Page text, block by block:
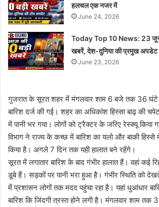
हलचल एक नजर में
June 24, 2026
Today Top 10 News: 23
खबरें, देश-दुनिया की प्रमुख अपडेट
June 23, 2026
गुजरात के सूरत शहर में मंगलवार शाम 6 बजे तक 36 घंटे
बारिश दर्ज की गई। शहर का अधिकांश हिस्सा बाढ़ की
में पानी भर गया। लोगों को ट्रैक्टर के जरिए रेस्क्यू किया
विभाग ने राज्य के कच्छ में बारिश का यलो और बाकी
किया है। अगले 7 दिन तक यही हालात बने रहेंगे।
सूरत में लगातार बारिश के बाद गंभीर हालात हैं। वहां कई
डूबे हैं। सड़कों पर पानी भरा हुआ है। गंभीर स्थिति को
में प्रशासन लोगों तक मदद पहुंचा रहा है। यहां धुआंधार
बारिश कि जिंदगी त्रस्त होने लगी है। मंगलवार शाम तक